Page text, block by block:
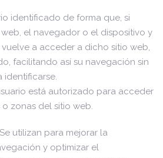
identificado de forma que, si
el navegador o el dispositivo y
a acceder a dicho sitio web,
facilitando así su navegación sin
identificarse.
está autorizado para acceder
zonas del sitio web.
utilizan para mejorar la
y optimizar el